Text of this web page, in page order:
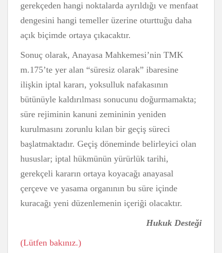
gerekçeden hangi noktalarda ayrıldığı ve menfaat
dengesini hangi temeller üzerine oturttuğu daha
açık biçimde ortaya çıkacaktır.
Sonuç olarak, Anayasa Mahkemesi’nin TMK
m.175’te yer alan “süresiz olarak” ibaresine
ilişkin iptal kararı, yoksulluk nafakasının
bütünüyle kaldırılması sonucunu doğurmamakta;
süre rejiminin kanuni zemininin yeniden
kurulmasını zorunlu kılan bir geçiş süreci
başlatmaktadır. Geçiş döneminde belirleyici olan
hususlar; iptal hükmünün yürürlük tarihi,
gerekçeli kararın ortaya koyacağı anayasal
çerçeve ve yasama organının bu süre içinde
kuracağı yeni düzenlemenin içeriği olacaktır.
Hukuk Desteği
(Lütfen bakınız.)